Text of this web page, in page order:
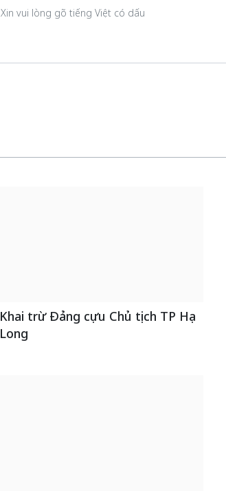
Khai trừ Đảng cựu Chủ tịch TP Hạ
Long